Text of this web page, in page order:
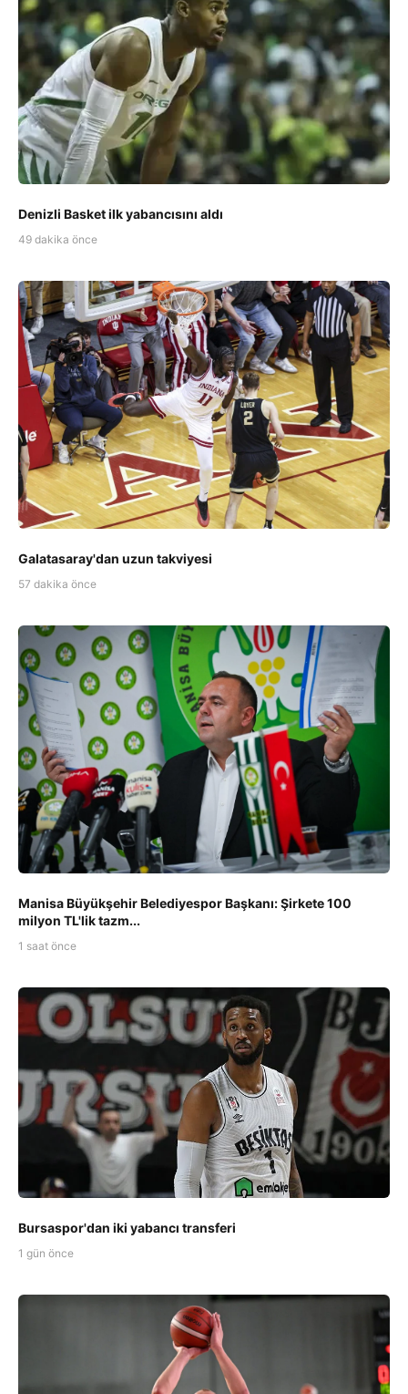
Denizli Basket ilk yabancısını aldı
49 dakika önce
Galatasaray'dan uzun takviyesi
57 dakika önce
Manisa Büyükşehir Belediyespor Başkanı: Şirkete 100
milyon TL'lik tazm...
1 saat önce
Bursaspor'dan iki yabancı transferi
1 gün önce